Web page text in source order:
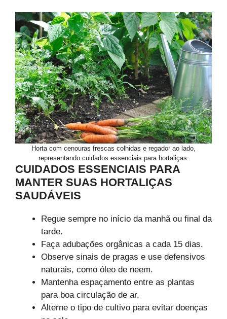
Horta com cenouras frescas colhidas e regador ao lado,
representando cuidados essenciais para hortaliças.
CUIDADOS ESSENCIAIS PARA
MANTER SUAS HORTALIÇAS
SAUDÁVEIS
Regue sempre no início da manhã ou final da
tarde.
Faça adubações orgânicas a cada 15 dias.
Observe sinais de pragas e use defensivos
naturais, como óleo de neem.
Mantenha espaçamento entre as plantas
para boa circulação de ar.
Alterne o tipo de cultivo para evitar doenças